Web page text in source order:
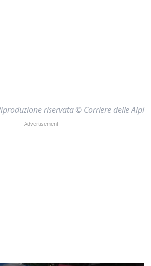
riservata © Corriere delle Alpi